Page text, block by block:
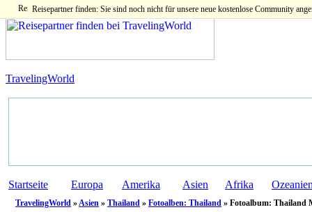
Reisepartner finden: Sie sind noch nicht für unsere neue kostenlose Community
TravelingWorld
Startseite Europa Amerika Asien Afrika
TravelingWorld »Asien » Thailand » Fotoalben: Thailand » Fotoalbum: Thailand